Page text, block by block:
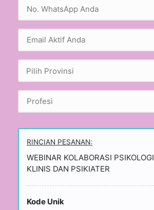
Pilih Provinsi
RINCIAN PESANAN:
WEBINAR KOLABORASI PSIKOLOGI
KLINIS DAN PSIKIATER
Kode Unik